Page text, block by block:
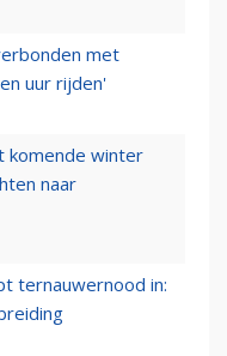
met
uur rijden'
komende winter
naar
ternauwernood in: